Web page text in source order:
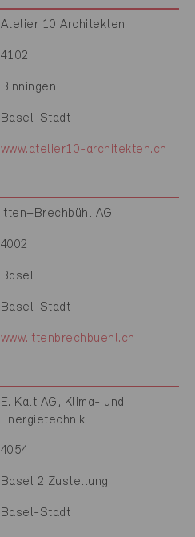
Atelier 10 Architekten
4102
Binningen
Basel-Stadt
www.atelier10-architekten.ch
Itten+Brechbühl AG
4002
Basel
Basel-Stadt
www.ittenbrechbuehl.ch
E. Kalt AG, Klima- und
Energietechnik
4054
Basel 2 Zustellung
Basel-Stadt